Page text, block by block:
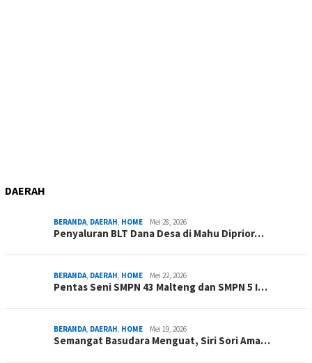
DAERAH
BERANDA DAERAH HOME Mei 28, 2026
Penyaluran BLT Dana Desa di Mahu Diprior…
BERANDA DAERAH HOME Mei 22, 2026
Pentas Seni SMPN 43 Malteng dan SMPN 5 I…
BERANDA DAERAH HOME Mei 19, 2026
Semangat Basudara Menguat, Siri Sori Ama…